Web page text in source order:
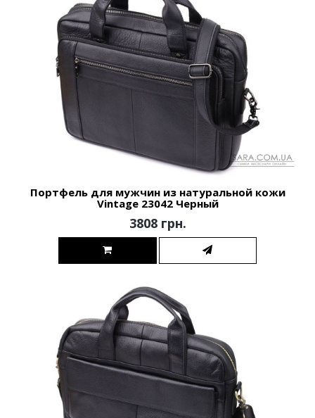
Портфель для мужчин из натуральной кожи
Vintage 23042 Черный
3808 грн.